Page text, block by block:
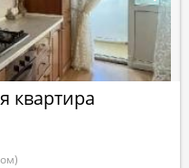
квартира